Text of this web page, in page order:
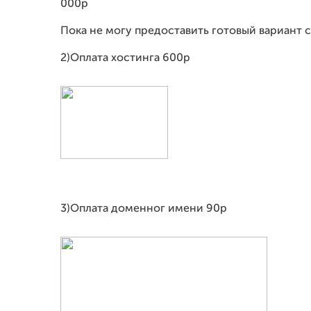
000р
Пока не могу предоставить готовый вариант
2)Оплата хостинга 600р
3)Оплата доменног имени 90р